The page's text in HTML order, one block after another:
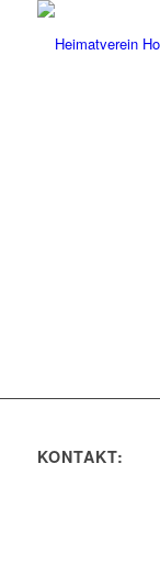
KONTAKT: